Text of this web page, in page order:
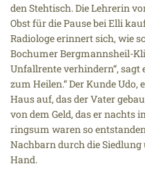
den Stehtisch. Die Lehrerin
Obst für die Pause bei Elli
Radiologe erinnert sich, wie
Bochumer Bergmannsheil-
Unfallrente verhindern“, sagt
zum Heilen.“ Der Kunde
Haus auf, das der Vater
von dem Geld, das er nachts
ringsum waren so
Nachbarn durch die
Hand.